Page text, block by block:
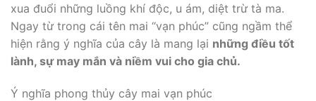
xua đuổi những luồng khí độc, u ám, diệt trừ tà ma.
Ngay từ trong cái tên mai “vạn phúc” cũng ngầm thể
hiện rằng ý nghĩa của cây là mang lại những điều tốt
lành, sự may mắn và niềm vui cho gia chủ.
Ý nghĩa phong thủy cây mai vạn phúc